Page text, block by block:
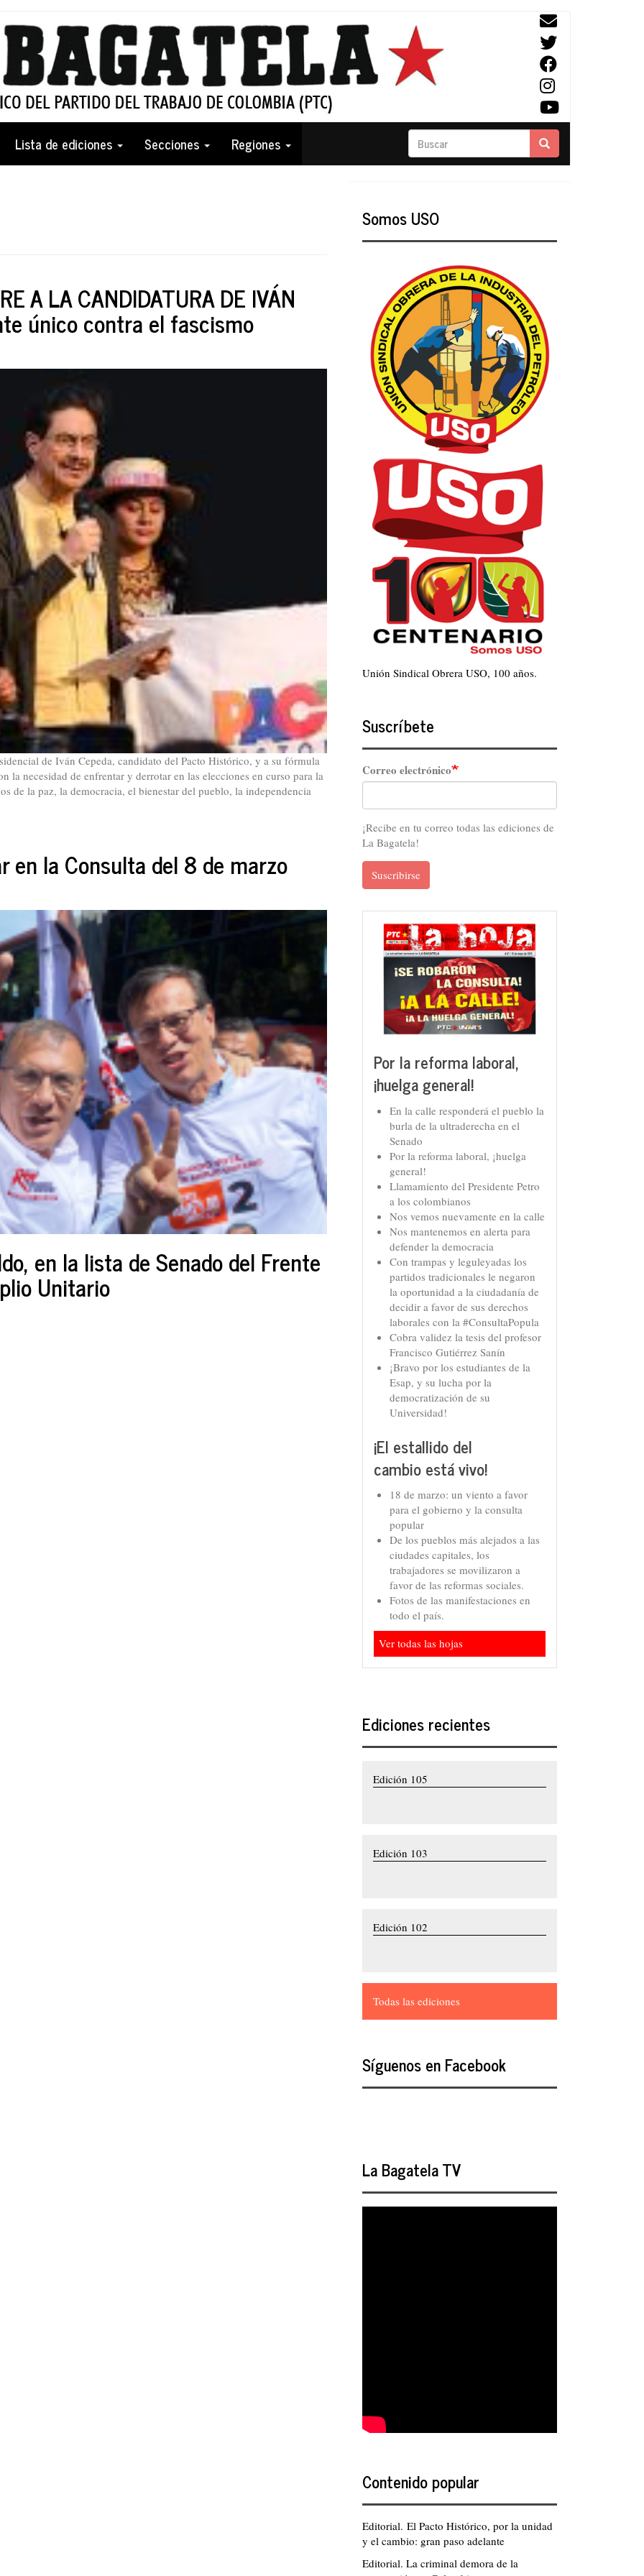
Lista de ediciones Secciones Regiones Buscar Buscar
A LA CANDIDATURA DE IVÁN
único contra el fascismo
de Iván Cepeda, candidato del Pacto Histórico, y a su fórmula
la necesidad de enfrentar y derrotar en las elecciones en curso para la
de la paz, la democracia, el bienestar del pueblo, la independencia
en la Consulta del 8 de marzo
en la lista de Senado del Frente
Unitario
Somos USO
Unión Sindical Obrera USO, 100 años.
Suscríbete
Correo electrónico
¡Recibe en tu correo todas las ediciones de
La Bagatela!
Suscribirse
Por la reforma laboral,
¡huelga general!
En la calle responderá el pueblo la
burla de la ultraderecha en el
Senado
Por la reforma laboral, ¡huelga
general!
Llamamiento del Presidente Petro
a los colombianos
Nos vemos nuevamente en la calle
Nos mantenemos en alerta para
defender la democracia
Con trampas y leguleyadas los
partidos tradicionales le negaron
la oportunidad a la ciudadanía de
decidir a favor de sus derechos
laborales con la #ConsultaPopula
Cobra validez la tesis del profesor
Francisco Gutiérrez Sanín
¡Bravo por los estudiantes de la
Esap, y su lucha por la
democratización de su
Universidad!
¡El estallido del
cambio está vivo!
18 de marzo: un viento a favor
para el gobierno y la consulta
popular
De los pueblos más alejados a las
ciudades capitales, los
trabajadores se movilizaron a
favor de las reformas sociales.
Fotos de las manifestaciones en
todo el país.
Ver todas las hojas
Ediciones recientes
Edición 105
Edición 103
Edición 102
Todas las ediciones
Síguenos en Facebook
La Bagatela TV
Contenido popular
Editorial. El Pacto Histórico, por la unidad
y el cambio: gran paso adelante
Editorial. La criminal demora de la